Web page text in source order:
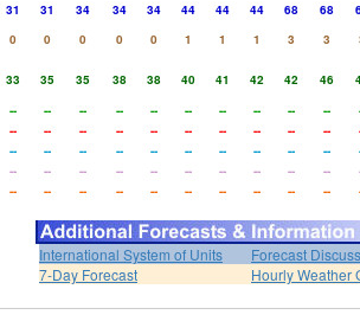
31 31 34 34 34 44 44 44 68 68
0 0 0 0 0 1 1 1 3 3
33 35 35 38 38 40 41 42 42 46
-- -- -- -- -- -- -- -- -- --
-- -- -- -- -- -- -- -- -- --
-- -- -- -- -- -- -- -- -- --
-- -- -- -- -- -- -- -- -- --
-- -- -- -- -- -- -- -- -- --
International System of Units
Forecast
7-Day Forecast
Hourly Weather